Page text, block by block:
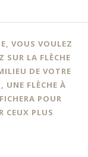
VOUS VOULEZ
SUR LA FLÈCHE
DE VOTRE
UNE FLÈCHE À
POUR
CEUX PLUS